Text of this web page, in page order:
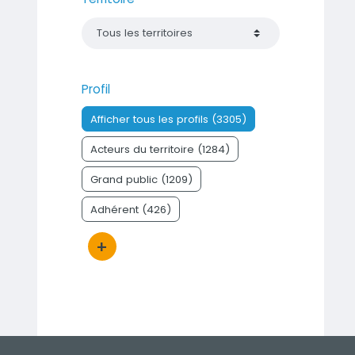
Profil
Afficher tous les profils (3305)
Acteurs du territoire (1284)
Grand public (1209)
Adhérent (426)
+
Bouton d'actions